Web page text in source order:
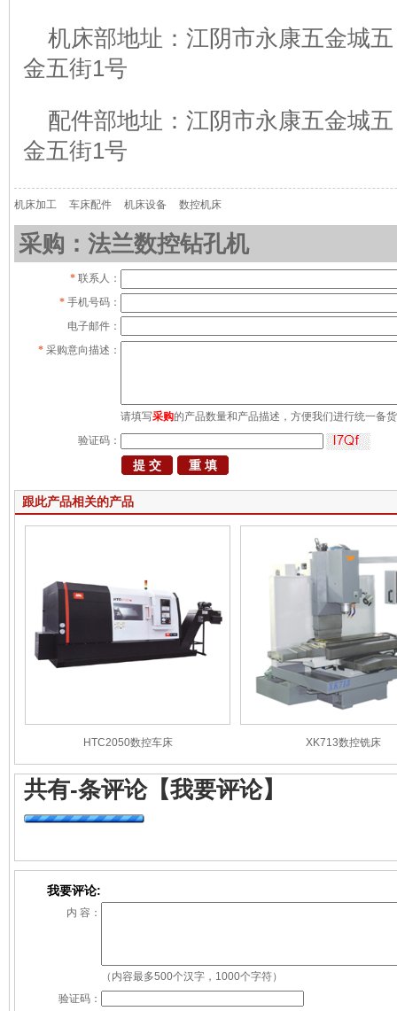
机床部地址：江阴市永康五金城五
金五街1号
配件部地址：江阴市永康五金城五
金五街1号
机床加工 车床配件 机床设备 数控机床
采购：法兰数控钻孔机
* 联系人：
* 手机号码：
电子邮件：
* 采购意向描述：
请填写采购的产品数量和产品描述，方便我们进行统一备
验证码：
跟此产品相关的产品
HTC2050数控车床 XK713数控铣床
共有-条评论【我要评论】
我要评论:
内 容：
（内容最多500个汉字，1000个字符）
验证码：